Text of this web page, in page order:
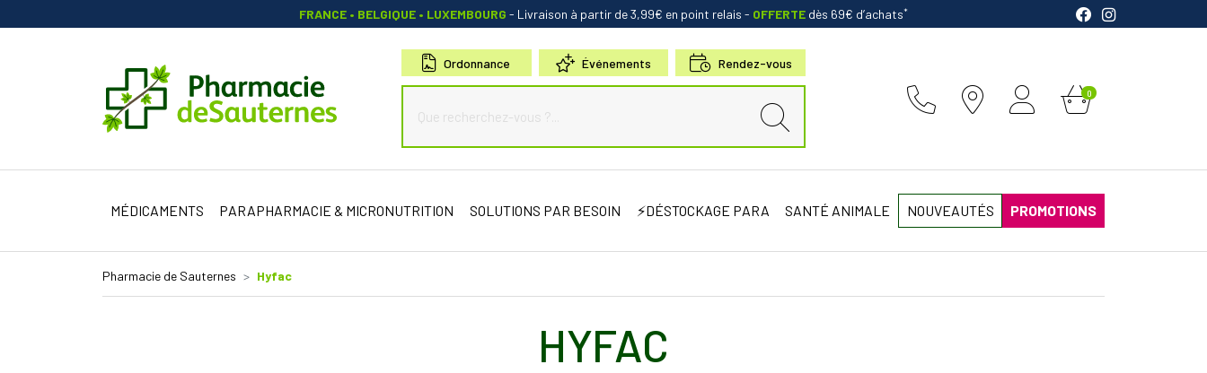
FRANCE • BELGIQUE • LUXEMBOURG - Livraison à partir de 3,99€ en point relais - OFFERTE dès 69€ d’achats*
Pharmacie de Sauternes Votre pharmacie en ligne à votre service
Ordonnance Événements Rendez-vous
0
MÉDICAMENTS PARAPHARMACIE & MICRONUTRITION SOLUTIONS PAR BESOIN ⚡DÉSTOCKAGE PARA SANTÉ ANIMALE NOUVEAUTÉS PROMOTIONS
Pharmacie de Sauternes Hyfac
HYFAC